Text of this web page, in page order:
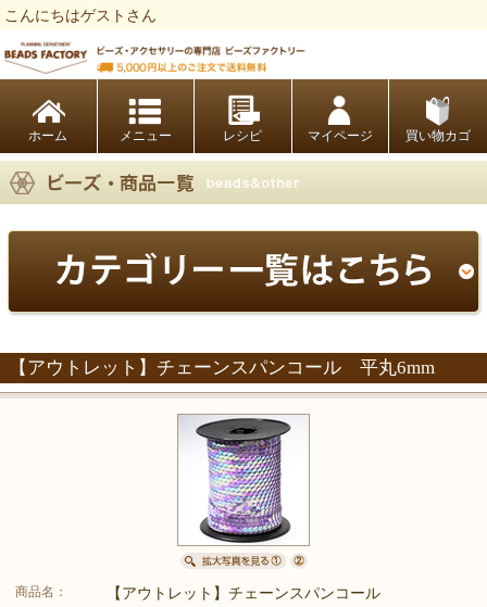
こんにちはゲストさん
ホーム レシピ マイページ 買い物カゴ
【アウトレット】チェーンスパンコール 平丸6mm
商品名：
【アウトレット】チェーンスパンコール